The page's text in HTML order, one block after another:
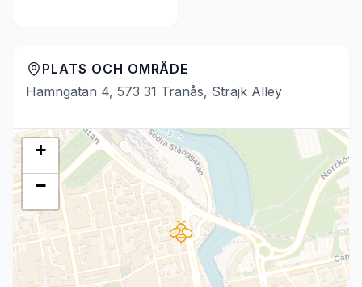
PLATS OCH OMRÅDE
Hamngatan 4, 573 31 Tranås, Strajk Alley
+
−